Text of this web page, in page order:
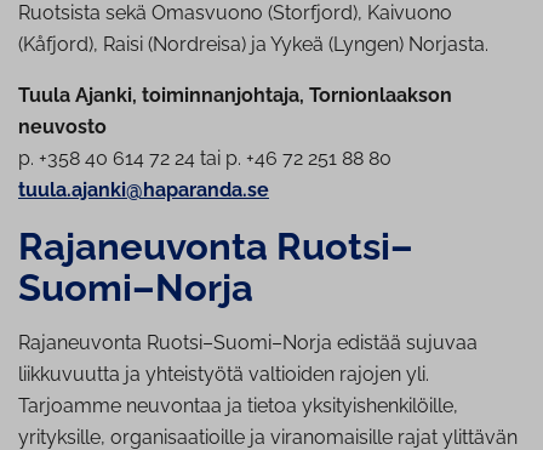
Ruotsista sekä Omasvuono (Storfjord), Kaivuono
(Kåfjord), Raisi (Nordreisa) ja Yykeä (Lyngen) Norjasta.
Tuula Ajanki, toiminnanjohtaja, Tornionlaakson
neuvosto
p. +358 40 614 72 24 tai p. +46 72 251 88 80
tuula.ajanki@haparanda.se
Ra­ja­neu­von­ta Ruotsi–
Suomi–Norja
Rajaneuvonta Ruotsi–Suomi–Norja edistää sujuvaa
liikkuvuutta ja yhteistyötä valtioiden rajojen yli.
Tarjoamme neuvontaa ja tietoa yksityishenkilöille,
yrityksille, organisaatioille ja viranomaisille rajat ylittävän